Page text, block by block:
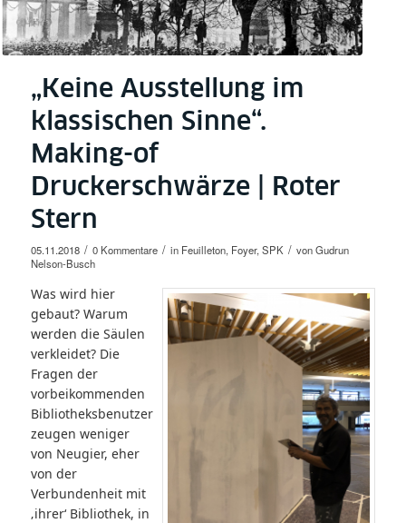
„Keine Ausstellung im
klassischen Sinne“.
Making-of
Druckerschwärze | Roter
Stern
05.11.2018 / 0 Kommentare / in Feuilleton, Foyer, SPK / vonGudrun
Nelson-Busch
Was wird hier
gebaut? Warum
werden die Säulen
verkleidet? Die
Fragen der
vorbeikommenden
Bibliotheksbenutzer
zeugen weniger
von Neugier, eher
von der
Verbundenheit mit
‚ihrer‘ Bibliothek, in